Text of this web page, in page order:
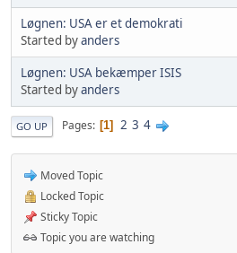
Løgnen: USA er et demokrati
Started byanders
Løgnen: USA bekæmper ISIS
Started byanders
GO UP Pages 1 2 3 4
Moved Topic
Locked Topic
Sticky Topic
Topic you are watching